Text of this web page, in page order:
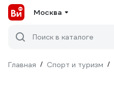
Москва
Поиск в каталоге
Главная / Спорт и туризм /